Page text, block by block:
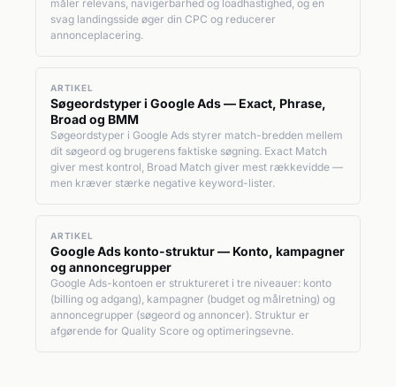
måler relevans, navigerbarhed og loadhastighed, og en
svag landingsside øger din CPC og reducerer
annonceplacering.
ARTIKEL
Søgeordstyper i Google Ads — Exact, Phrase,
Broad og BMM
Søgeordstyper i Google Ads styrer match-bredden mellem
dit søgeord og brugerens faktiske søgning. Exact Match
giver mest kontrol, Broad Match giver mest rækkevidde —
men kræver stærke negative keyword-lister.
ARTIKEL
Google Ads konto-struktur — Konto, kampagner
og annoncegrupper
Google Ads-kontoen er struktureret i tre niveauer: konto
(billing og adgang), kampagner (budget og målretning) og
annoncegrupper (søgeord og annoncer). Struktur er
afgørende for Quality Score og optimeringsevne.